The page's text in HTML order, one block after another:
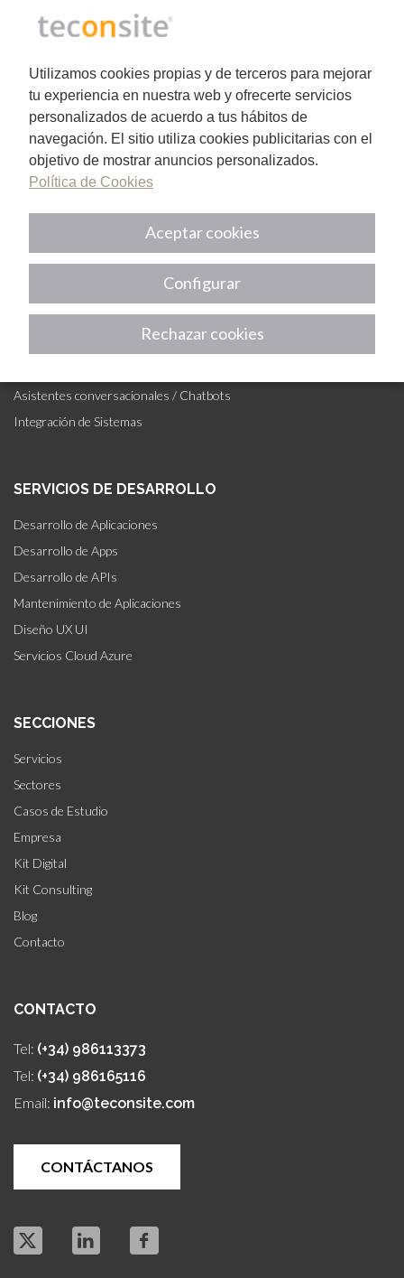
Utilizamos cookies propias y de terceros para mejorar
tu experiencia en nuestra web y ofrecerte servicios
personalizados de acuerdo a tus hábitos de
navegación. El sitio utiliza cookies publicitarias con el
objetivo de mostrar anuncios personalizados.
Política de Cookies
Aceptar cookies
Rechazar cookies
Configurar
Partner:
Certificados por:
IA Y AUTOMATIZACIÓN
Asistentes conversacionales / Chatbots
Integración de Sistemas
SERVICIOS DE DESARROLLO
Desarrollo de Aplicaciones
Desarrollo de Apps
Desarrollo de APIs
Mantenimiento de Aplicaciones
Diseño UX UI
Servicios Cloud Azure
SECCIONES
Servicios
Sectores
Casos de Estudio
Empresa
Kit Digital
Kit Consulting
Blog
Contacto
CONTACTO
Tel: (+34) 986113373
Tel: (+34) 986165116
Email: info@teconsite.com
CONTÁCTANOS